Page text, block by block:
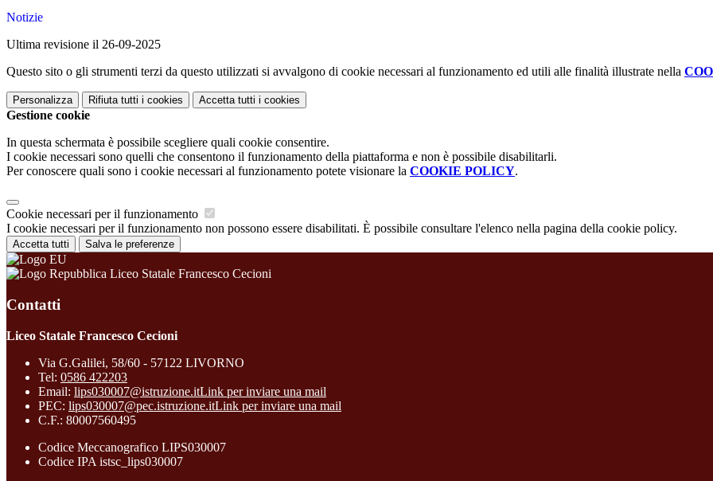
Notizie
Ultima revisione il 26-09-2025
Questo sito o gli strumenti terzi da questo utilizzati si avvalgono di cookie necessari al funzionamento ed utili alle finalità illustrate nella
Personalizza Rifiuta tutti i cookies Accetta tutti i cookies
Gestione cookie
In questa schermata è possibile scegliere quali cookie consentire.
I cookie necessari sono quelli che consentono il funzionamento della piattaforma e non è possibile disabilitarli.
Per conoscere quali sono i cookie necessari al funzionamento potete visionare la COOKIE POLICY.
Cookie necessari per il funzionamento
I cookie necessari per il funzionamento non possono essere disabilitati. È possibile consultare l'elenco nella pagina della cookie policy.
Accetta tutti Salva le preferenze
Liceo Statale Francesco Cecioni
Contatti
Liceo Statale Francesco Cecioni
Via G.Galilei, 58/60 - 57122 LIVORNO
Tel: 0586 422203
Email: lips030007@istruzione.itLink per inviare una mail
PEC: lips030007@pec.istruzione.itLink per inviare una mail
C.F.: 80007560495
Codice Meccanografico LIPS030007
Codice IPA istsc_lips030007